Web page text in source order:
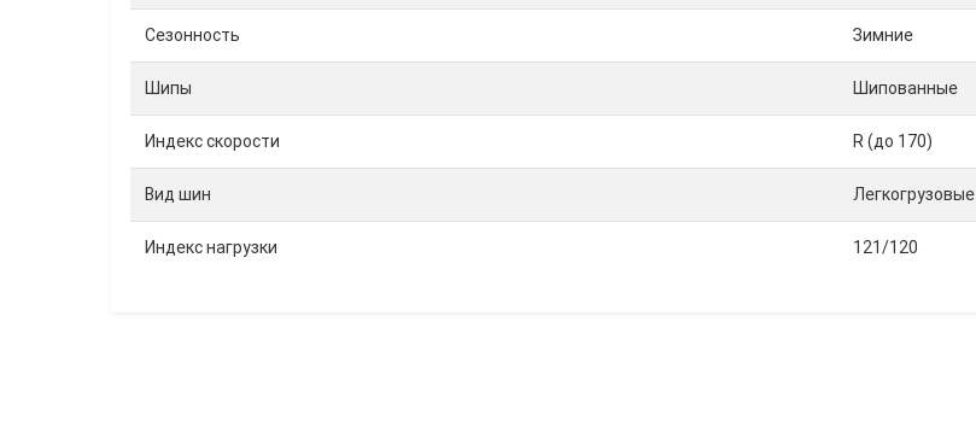
Сезонность Зимние
Шипы Шипованные
Индекс скорости R (до 170)
Вид шин Легкогрузовые
Индекс нагрузки 121/120